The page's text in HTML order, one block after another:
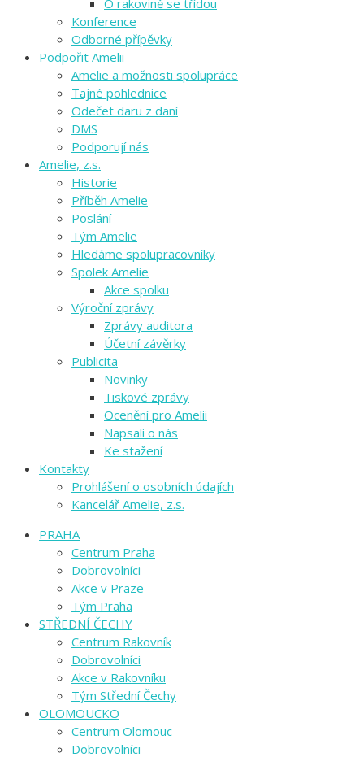
O rakovině se třídou
Konference
Odborné přípěvky
Podpořit Amelii
Amelie a možnosti spolupráce
Tajné pohlednice
Odečet daru z daní
DMS
Podporují nás
Amelie, z.s.
Historie
Příběh Amelie
Poslání
Tým Amelie
Hledáme spolupracovníky
Spolek Amelie
Akce spolku
Výroční zprávy
Zprávy auditora
Účetní závěrky
Publicita
Novinky
Tiskové zprávy
Ocenění pro Amelii
Napsali o nás
Ke stažení
Kontakty
Prohlášení o osobních údajích
Kancelář Amelie, z.s.
PRAHA
Centrum Praha
Dobrovolníci
Akce v Praze
Tým Praha
STŘEDNÍ ČECHY
Centrum Rakovník
Dobrovolníci
Akce v Rakovníku
Tým Střední Čechy
OLOMOUCKO
Centrum Olomouc
Dobrovolníci